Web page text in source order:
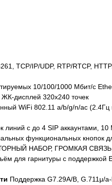
TCP/IP/UDP, RTP/RTCP,
10/100/1000 Мбит/с
дисплей 320x240 точек
WiFi 802.11 a/b/g/n/ac (2.4Гц
линий с до 4 SIP аккаунтами,
функциональных
НАБОР, ГРОМКАЯ
для гарнитуры с поддержкой
Поддержка G7.29A/B, G.711μ/